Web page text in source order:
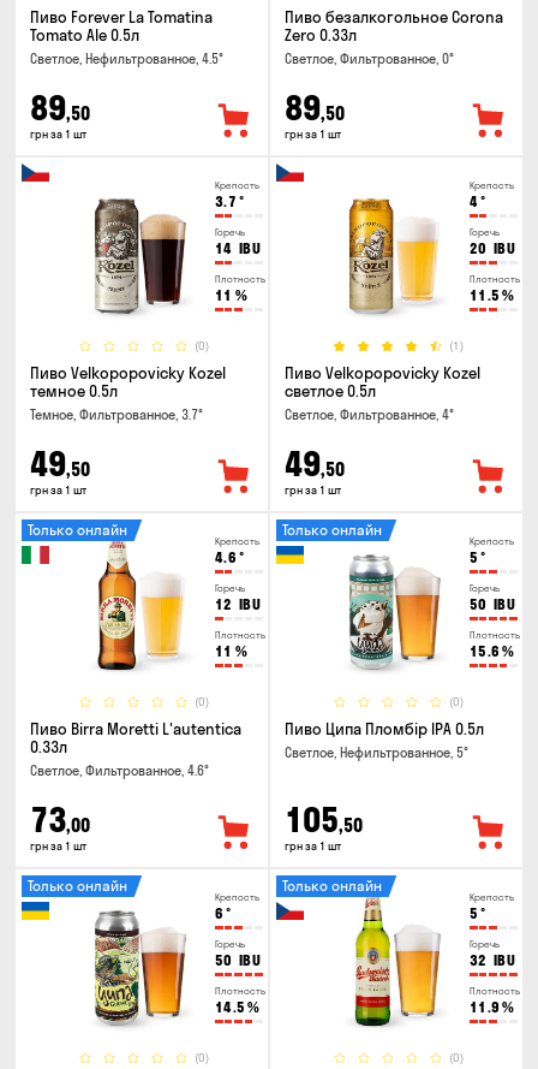
Пиво Forever La Tomatina
Tomato Ale 0.5л
Светлое, Нефильтрованное, 4.5°
89,50
грн за 1 шт
Пиво безалкогольное Corona
Zero 0.33л
Светлое, Фильтрованное, 0°
89,50
грн за 1 шт
Крепость
3.7 °
Горечь
14 IBU
Плотность
11 %
(0)
Пиво Velkopopovicky Kozel
темное 0.5л
Темное, Фильтрованное, 3.7°
49,50
грн за 1 шт
Крепость
4°
Горечь
20 IBU
Плотность
11.5 %
(1)
Пиво Velkopopovicky Kozel
светлое 0.5л
Светлое, Фильтрованное, 4°
49,50
грн за 1 шт
Крепость
4.6 °
Горечь
12 IBU
Плотность
11 %
(0)
Только онлайн
Пиво Birra Moretti L'autentica
0.33л
Светлое, Фильтрованное, 4.6°
73,00
грн за 1 шт
Крепость
5 °
Горечь
50 IBU
Плотность
15.6 %
(0)
Только онлайн
Пиво Ципа Пломбір IPA 0.5л
Светлое, Нефильтрованное, 5°
105,50
грн за 1 шт
Крепость
6 °
Горечь
50 IBU
Плотность
14.5 %
(0)
Только онлайн
Крепость
5 °
Горечь
32 IBU
Плотность
11.9 %
(0)
Только онлайн